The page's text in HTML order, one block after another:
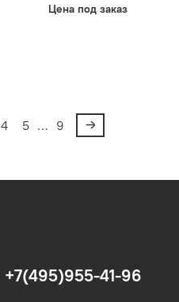
Цена под заказ
4 5 … 9
+7(495)955-41-96